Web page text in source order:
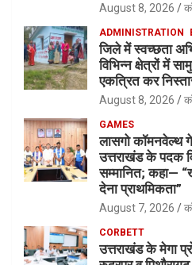
August 8, 2026
ADMINISTRATION
जिले में स्वच्छता
विभिन्न क्षेत्रों में
एकत्रित कर
August 8, 2026
GAMES
लासगो कॉमनवेल्थ
उत्तराखंड के पदक
सम्मानित; कहा—
देना प्राथमिकता”
August 7, 2026
CORBETT
उत्तराखंड के मेगा